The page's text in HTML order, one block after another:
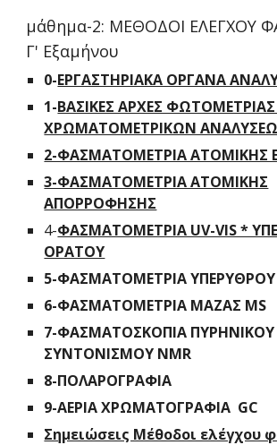
μάθημα-2: ΜΕΘΟΔΟΙ ΕΛΕΓΧΟΥ
Γ' Εξαμήνου
0-ΕΡΓΑΣΤΗΡΙΑΚΑ ΟΡΓΑΝΑ
1-ΒΑΣΙΚΕΣ ΑΡΧΕΣ
ΧΡΩΜΑΤΟΜΕΤΡΙΚΩΝ
2-ΦΑΣΜΑΤΟΜΕΤΡΙΑ ΑΤΟΜΙΚΗΣ
3-ΦΑΣΜΑΤΟΜΕΤΡΙΑ ΑΤΟΜΙΚΗΣ
ΑΠΟΡΡΟΦΗΣΗΣ
4-ΦΑΣΜΑΤΟΜΕΤΡΙΑ UV-VIS *
ΟΡΑΤΟΥ
5-ΦΑΣΜΑΤΟΜΕΤΡΙΑ
6-ΦΑΣΜΑΤΟΜΕΤΡΙΑ ΜΑΖΑΣ MS
7-ΦΑΣΜΑΤΟΣΚΟΠΙΑ ΠΥΡΗΝΙΚΟΥ
ΣΥΝΤΟΝΙΣΜΟΥ NMR
8-ΠΟΛΑΡΟΓΡΑΦΙΑ
9-ΑΕΡΙΑ ΧΡΩΜΑΤΟΓΡΑΦΙΑ GC
Σημειώσεις Μέθοδοι ελέγχου